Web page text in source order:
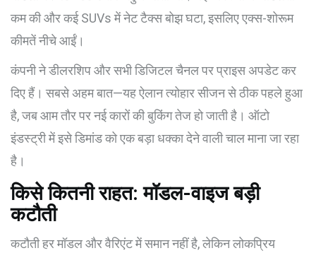
कम की और कई SUVs में नेट टैक्स बोझ घटा, इसलिए एक्स-शोरूम
कीमतें नीचे आईं।
कंपनी ने डीलरशिप और सभी डिजिटल चैनल पर प्राइस अपडेट कर
दिए हैं। सबसे अहम बात—यह ऐलान त्योहार सीजन से ठीक पहले हुआ
है, जब आम तौर पर नई कारों की बुकिंग तेज हो जाती है। ऑटो
इंडस्ट्री में इसे डिमांड को एक बड़ा धक्का देने वाली चाल माना जा रहा
है।
किसे कितनी राहत: मॉडल-वाइज बड़ी
कटौती
कटौती हर मॉडल और वैरिएंट में समान नहीं है, लेकिन लोकप्रिय